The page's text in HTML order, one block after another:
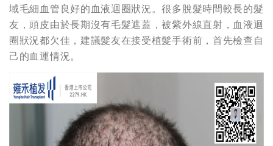
域毛細血管良好的血液迴圈狀況。很多脫髮時間較長的髮
友，頭皮由於長期沒有毛髮遮蓋，被紫外線直射，血液迴
圈狀況都欠佳，建議髮友在接受植髮手術前，首先檢查自
己的血運情況。